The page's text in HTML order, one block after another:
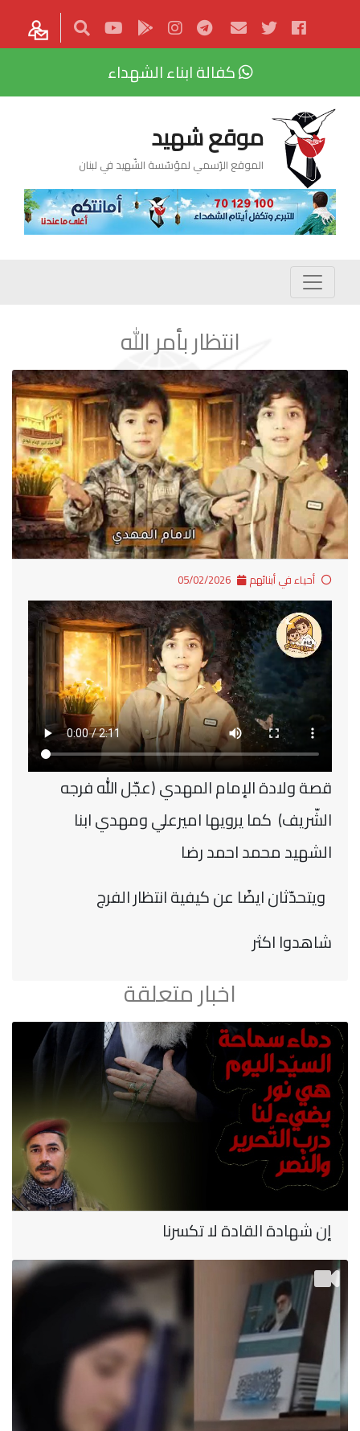
كفالة ابناء الشهداء
موقع شهيد
الموقع الرّسمي لمؤسّسة الشّهيد في لبنان
انتظار بأمر الله
أحياء في أبنائهم
قصة ولادة الإمام المهدي (عجّل الله فرجه
الشّريف) كما يرويها اميرعلي ومهدي ابنا
الشهيد محمد احمد رضا
ويتحدّثان ايضًا عن كيفية انتظار الفرج
شاهدوا اكثر
اخبار متعلقة
إن شهادة القادة لا تكسرنا